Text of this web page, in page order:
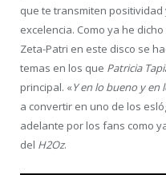
que te transmiten positividad
excelencia. Como ya he
Zeta-Patri en este disco se
temas en los que Patricia
principal. «Y en lo bueno y en
a convertir en uno de los
adelante por los fans como
del H2Oz.